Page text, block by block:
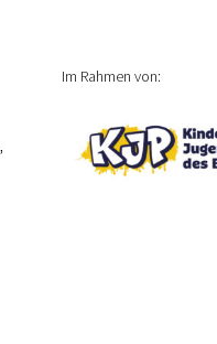
Im Rahmen von: